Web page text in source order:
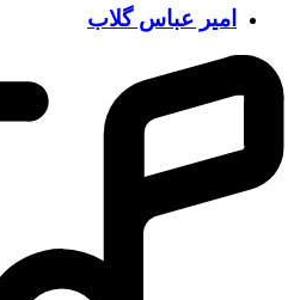
امیر عباس گلاب